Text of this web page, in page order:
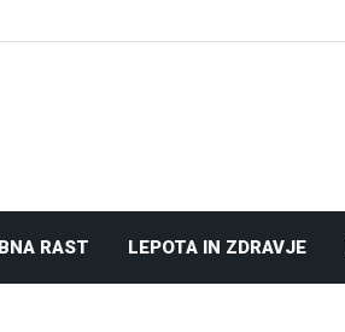
RAST LEPOTA IN ZDRAVJE